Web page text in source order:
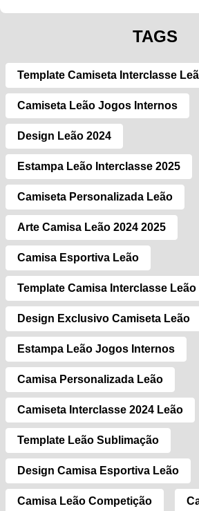
TAGS
Template Camiseta Interclasse
Camiseta Leão Jogos Internos
Design Leão 2024
Estampa Leão Interclasse 2025
Camiseta Personalizada Leão
Arte Camisa Leão 2024 2025
Camisa Esportiva Leão
Template Camisa Interclasse Leão
Design Exclusivo Camiseta Leão
Estampa Leão Jogos Internos
Camisa Personalizada Leão
Camiseta Interclasse 2024 Leão
Template Leão Sublimação
Design Camisa Esportiva Leão
Camisa Leão Competição